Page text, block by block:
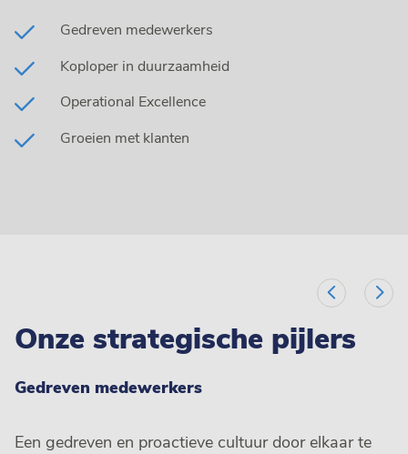
Gedreven medewerkers
Koploper in duurzaamheid
Operational Excellence
Groeien met klanten
Onze strategische pijlers
Gedreven medewerkers
Een gedreven en proactieve cultuur door elkaar te